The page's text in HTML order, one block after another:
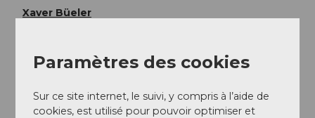
Xaver Büeler
Schwyz Tourismus
Conseil de l'auteur
Paramètres des cookies
Sur ce site internet, le suivi, y compris à l’aide de
cookies, est utilisé pour pouvoir optimiser et